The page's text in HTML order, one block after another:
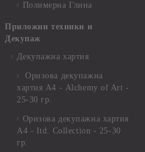
Полимерна Глина
Приложни техники и
Декупаж
Декупажна хартия
Оризова декупажна
хартия А4 - Alchemy of Art -
25-30 гр.
Оризова декупажна хартия
А4 - Itd. Collection - 25-30
гр.